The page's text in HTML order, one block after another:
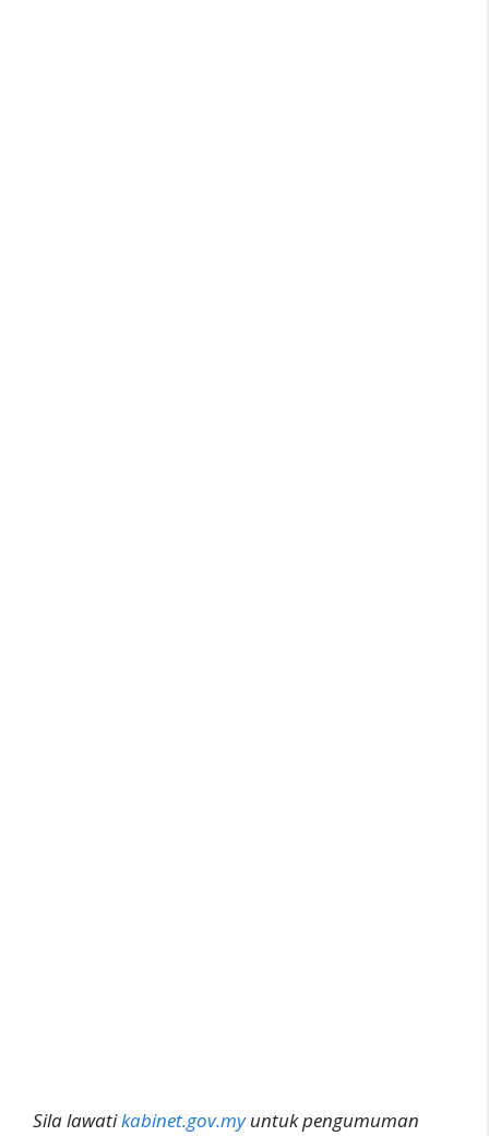
Sila lawatikabinet.gov.myuntuk pengumuman